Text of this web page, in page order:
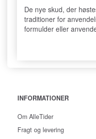
De nye skud, der
traditioner for
formulder eller
INFORMATIONER
Om AlleTider
Fragt og levering